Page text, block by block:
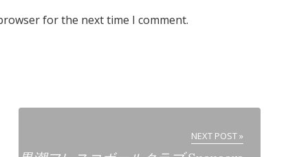
for the next time I comment.
NEXT POST »